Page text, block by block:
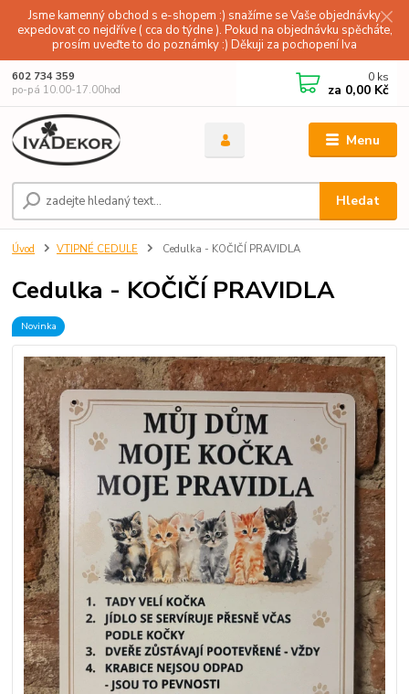
Jsme kamenný obchod s e-shopem :) snažíme se Vaše objednávky
expedovat co nejdříve ( cca do týdne ). Pokud na objednávku spěcháte,
prosím uveďte to do poznámky :) Děkuji za pochopení Iva
Menu
Hledat
602 734 359
po-pá 10.00-17.00hod
0 ks
za 0,00 Kč
Úvod VTIPNÉ CEDULE Cedulka - KOČIČÍ PRAVIDLA
Cedulka - KOČIČÍ PRAVIDLA
Novinka